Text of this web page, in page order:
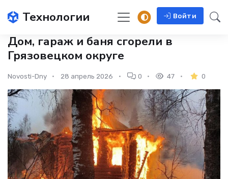
Технологии Войти
Дом, гараж и баня сгорели в
Грязовецком округе
Novosti-Dny 28 апрель 2026 0 47 0